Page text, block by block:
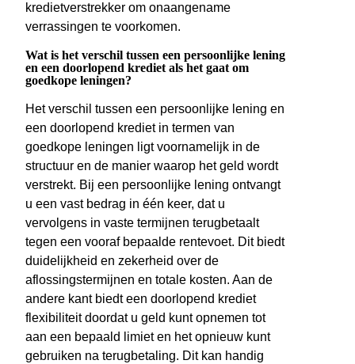
kredietverstrekker om onaangename
verrassingen te voorkomen.
Wat is het verschil tussen een persoonlijke lening
en een doorlopend krediet als het gaat om
goedkope leningen?
Het verschil tussen een persoonlijke lening en
een doorlopend krediet in termen van
goedkope leningen ligt voornamelijk in de
structuur en de manier waarop het geld wordt
verstrekt. Bij een persoonlijke lening ontvangt
u een vast bedrag in één keer, dat u
vervolgens in vaste termijnen terugbetaalt
tegen een vooraf bepaalde rentevoet. Dit biedt
duidelijkheid en zekerheid over de
aflossingstermijnen en totale kosten. Aan de
andere kant biedt een doorlopend krediet
flexibiliteit doordat u geld kunt opnemen tot
aan een bepaald limiet en het opnieuw kunt
gebruiken na terugbetaling. Dit kan handig